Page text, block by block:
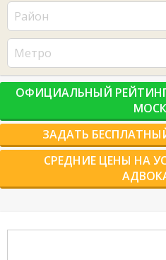
Район
Метро
ОФИЦИАЛЬНЫЙ
ЗАДАТЬ
СРЕДНИЕ ЦЕНЫ НА